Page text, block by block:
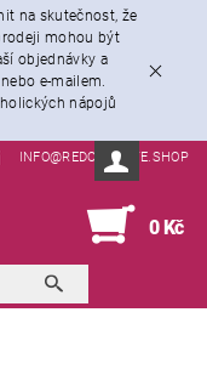
na skutečnost, že
mohou být
objednávky a
e-mailem.
nápojů
INFO@REDORWHITE.SHOP
0 Kč